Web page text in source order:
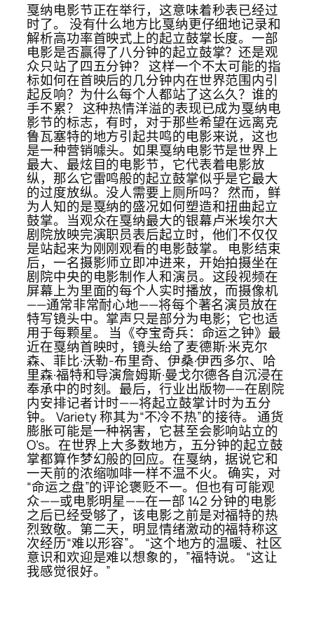
戛纳电影节正在举行，这意味着秒表已经过
时了。 没有什么地方比戛纳更仔细地记录和
解析高功率首映式上的起立鼓掌长度。一部
电影是否赢得了八分钟的起立鼓掌？还是观
众只站了四五分钟？ 这样一个不太可能的指
标如何在首映后的几分钟内在世界范围内引
起反响？为什么每个人都站了这么久？谁的
手不累？ 这种热情洋溢的表现已成为戛纳电
影节的标志，有时，对于那些希望在远离克
鲁瓦塞特的地方引起共鸣的电影来说，这也
是一种营销噱头。如果戛纳电影节是世界上
最大、最炫目的电影节，它代表着电影放
纵，那么它雷鸣般的起立鼓掌似乎是它最大
的过度放纵。没人需要上厕所吗？ 然而，鲜
为人知的是戛纳的盛况如何塑造和扭曲起立
鼓掌。当观众在戛纳最大的银幕卢米埃尔大
剧院放映完演职员表后起立时，他们不仅仅
是站起来为刚刚观看的电影鼓掌。 电影结束
后，一名摄影师立即冲进来，开始拍摄坐在
剧院中央的电影制作人和演员。这段视频在
屏幕上为里面的每个人实时播放，而摄像机
——通常非常耐心地——将每个著名演员放在
特写镜头中。掌声只是部分为电影；它也适
用于每颗星。 当《夺宝奇兵：命运之钟》最
近在戛纳首映时，镜头给了麦德斯·米克尔
森、菲比·沃勒-布里奇、伊桑·伊西多尔、哈
里森·福特和导演詹姆斯·曼戈尔德各自沉浸在
奉承中的时刻。最后，行业出版物——在剧院
内安排记者计时——将起立鼓掌计时为五分
钟。 Variety 称其为“不冷不热”的接待。 通货
膨胀可能是一种祸害，它甚至会影响站立的
O’s。在世界上大多数地方，五分钟的起立鼓
掌都算作梦幻般的回应。在戛纳，据说它和
一天前的浓缩咖啡一样不温不火。 确实，对
“命运之盘”的评论褒贬不一。但也有可能观
众——或电影明星——在一部 142 分钟的电影
之后已经受够了，该电影之前是对福特的热
烈致敬。第二天，明显情绪激动的福特称这
次经历“难以形容”。 “这个地方的温暖、社区
意识和欢迎是难以想象的，”福特说。 “这让
我感觉很好。”